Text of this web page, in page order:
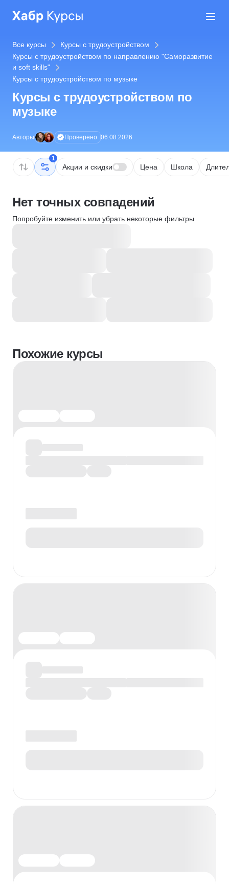
Все курсы
Курсы с трудоустройством
Курсы с трудоустройством по направлению "Саморазвитие
и soft skills"
Курсы с трудоустройством по музыке
Курсы с трудоустройством по
музыке
Авторы Проверено 06.08.2026
1
Акции и скидки Цена Школа
Нет точных совпадений
Попробуйте изменить или убрать некоторые фильтры
Похожие курсы